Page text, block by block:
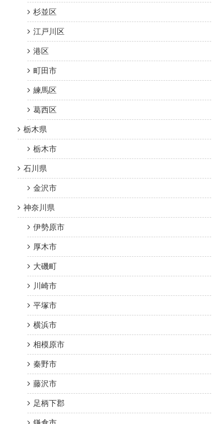
杉並区
江戸川区
港区
町田市
練馬区
葛西区
栃木県
栃木市
石川県
金沢市
神奈川県
伊勢原市
厚木市
大磯町
川崎市
平塚市
横浜市
相模原市
秦野市
藤沢市
足柄下郡